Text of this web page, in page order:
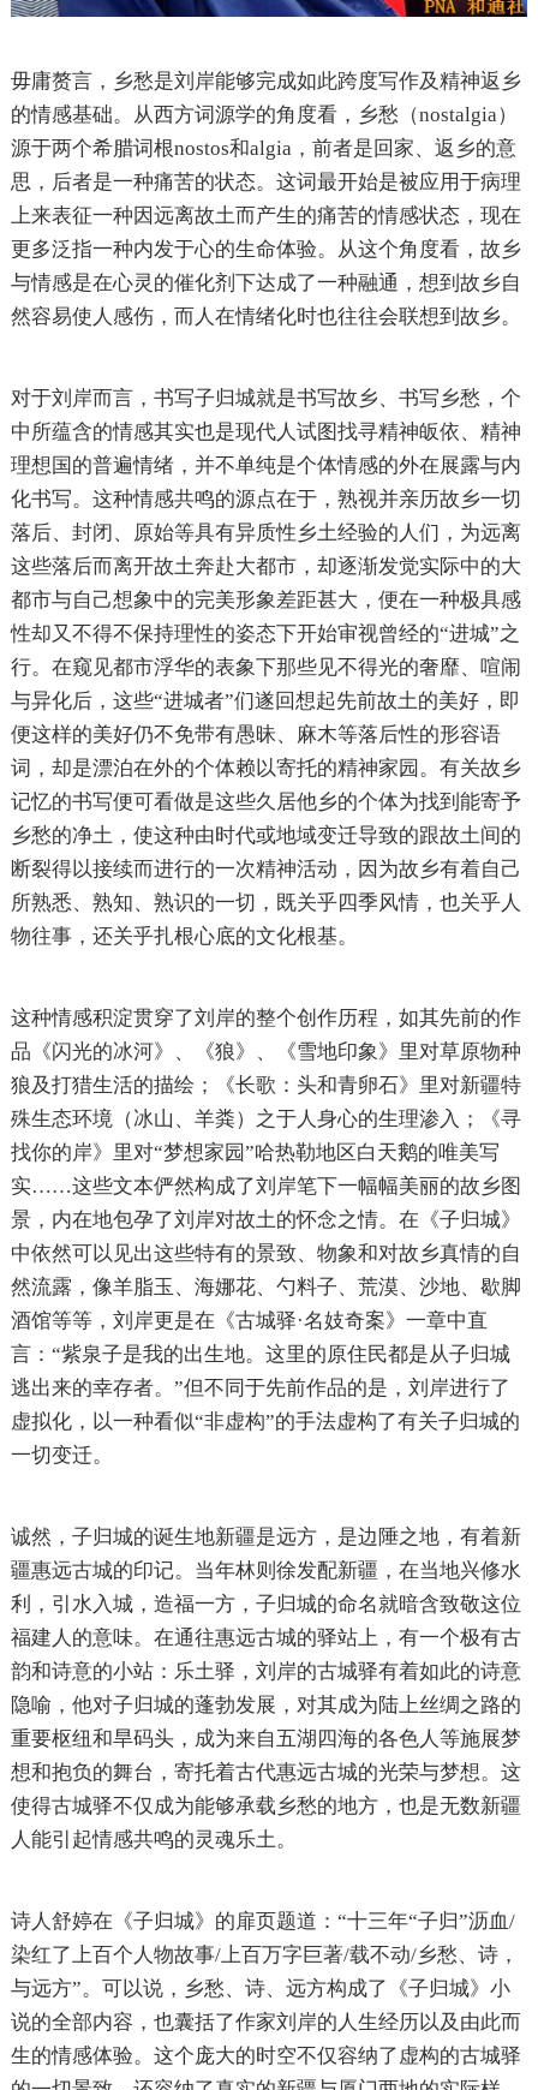
毋庸赘言，乡愁是刘岸能够完成如此跨度写作及精神返乡
的情感基础。从西方词源学的角度看，乡愁（nostalgia）
源于两个希腊词根nostos和algia，前者是回家、返乡的意
思，后者是一种痛苦的状态。这词最开始是被应用于病理
上来表征一种因远离故土而产生的痛苦的情感状态，现在
更多泛指一种内发于心的生命体验。从这个角度看，故乡
与情感是在心灵的催化剂下达成了一种融通，想到故乡自
然容易使人感伤，而人在情绪化时也往往会联想到故乡。
对于刘岸而言，书写子归城就是书写故乡、书写乡愁，个
中所蕴含的情感其实也是现代人试图找寻精神皈依、精神
理想国的普遍情绪，并不单纯是个体情感的外在展露与内
化书写。这种情感共鸣的源点在于，熟视并亲历故乡一切
落后、封闭、原始等具有异质性乡土经验的人们，为远离
这些落后而离开故土奔赴大都市，却逐渐发觉实际中的大
都市与自己想象中的完美形象差距甚大，便在一种极具感
性却又不得不保持理性的姿态下开始审视曾经的“进城”之
行。在窥见都市浮华的表象下那些见不得光的奢靡、喧闹
与异化后，这些“进城者”们遂回想起先前故土的美好，即
便这样的美好仍不免带有愚昧、麻木等落后性的形容语
词，却是漂泊在外的个体赖以寄托的精神家园。有关故乡
记忆的书写便可看做是这些久居他乡的个体为找到能寄予
乡愁的净土，使这种由时代或地域变迁导致的跟故土间的
断裂得以接续而进行的一次精神活动，因为故乡有着自己
所熟悉、熟知、熟识的一切，既关乎四季风情，也关乎人
物往事，还关乎扎根心底的文化根基。
这种情感积淀贯穿了刘岸的整个创作历程，如其先前的作
品《闪光的冰河》、《狼》、《雪地印象》里对草原物种
狼及打猎生活的描绘；《长歌：头和青卵石》里对新疆特
殊生态环境（冰山、羊粪）之于人身心的生理渗入；《寻
找你的岸》里对“梦想家园”哈热勒地区白天鹅的唯美写
实……这些文本俨然构成了刘岸笔下一幅幅美丽的故乡图
景，内在地包孕了刘岸对故土的怀念之情。在《子归城》
中依然可以见出这些特有的景致、物象和对故乡真情的自
然流露，像羊脂玉、海娜花、勺料子、荒漠、沙地、歇脚
酒馆等等，刘岸更是在《古城驿·名妓奇案》一章中直
言：“紫泉子是我的出生地。这里的原住民都是从子归城
逃出来的幸存者。”但不同于先前作品的是，刘岸进行了
虚拟化，以一种看似“非虚构”的手法虚构了有关子归城的
一切变迁。
诚然，子归城的诞生地新疆是远方，是边陲之地，有着新
疆惠远古城的印记。当年林则徐发配新疆，在当地兴修水
利，引水入城，造福一方，子归城的命名就暗含致敬这位
福建人的意味。在通往惠远古城的驿站上，有一个极有古
韵和诗意的小站：乐土驿，刘岸的古城驿有着如此的诗意
隐喻，他对子归城的蓬勃发展，对其成为陆上丝绸之路的
重要枢纽和旱码头，成为来自五湖四海的各色人等施展梦
想和抱负的舞台，寄托着古代惠远古城的光荣与梦想。这
使得古城驿不仅成为能够承载乡愁的地方，也是无数新疆
人能引起情感共鸣的灵魂乐土。
诗人舒婷在《子归城》的扉页题道：“十三年“子归”沥血/
染红了上百个人物故事/上百万字巨著/载不动/乡愁、诗，
与远方”。可以说，乡愁、诗、远方构成了《子归城》小
说的全部内容，也囊括了作家刘岸的人生经历以及由此而
生的情感体验。这个庞大的时空不仅容纳了虚构的古城驿